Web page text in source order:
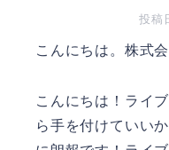
こんにちは。 株式
こんにちは！ライ
ら手を付けていい